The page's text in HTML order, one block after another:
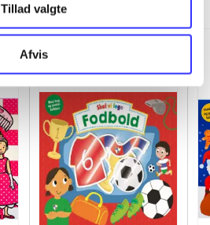
Tillad valgte
Afvis